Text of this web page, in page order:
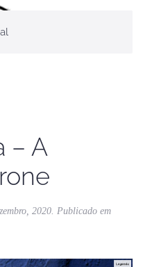
– A
2020. Publicado em